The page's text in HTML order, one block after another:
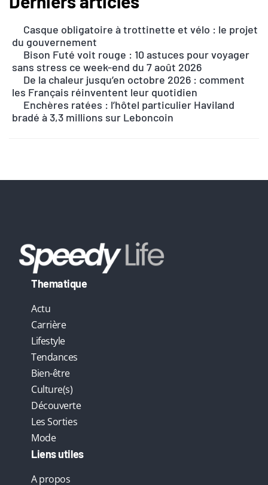
e
r
a
:
Casque obligatoire à trottinette et vélo : le projet
du gouvernement
Bison Futé voit rouge : 10 astuces pour voyager
sans stress ce week-end du 7 août 2026
De la chaleur jusqu’en octobre 2026 : comment
les Français réinventent leur quotidien
Enchères ratées : l’hôtel particulier Haviland
bradé à 3,3 millions sur Leboncoin
Thematique
Actu
Carrière
Lifestyle
Tendances
Bien-être
Culture(s)
Découverte
Les Sorties
Mode
Liens utiles
A propos